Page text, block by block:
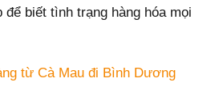
biết tình trạng hàng hóa mọi
từ Cà Mau đi Bình Dương